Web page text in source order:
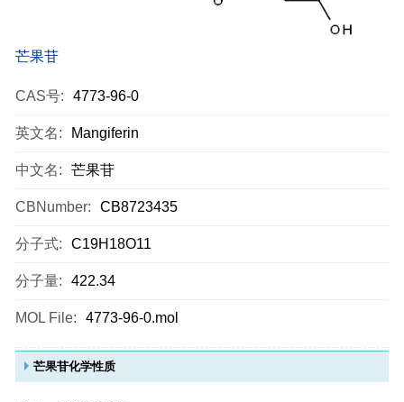
芒果苷
CAS号: 4773-96-0
英文名: Mangiferin
中文名: 芒果苷
CBNumber: CB8723435
分子式: C19H18O11
分子量: 422.34
MOL File: 4773-96-0.mol
芒果苷化学性质